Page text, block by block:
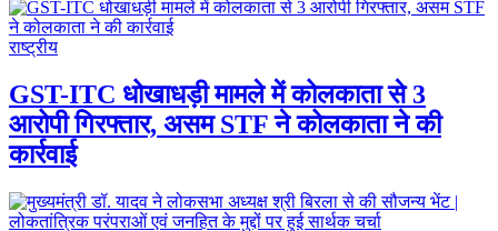
राष्ट्रीय
GST-ITC धोखाधड़ी मामले में कोलकाता से 3
आरोपी गिरफ्तार, असम STF ने कोलकाता ने की
कार्रवाई